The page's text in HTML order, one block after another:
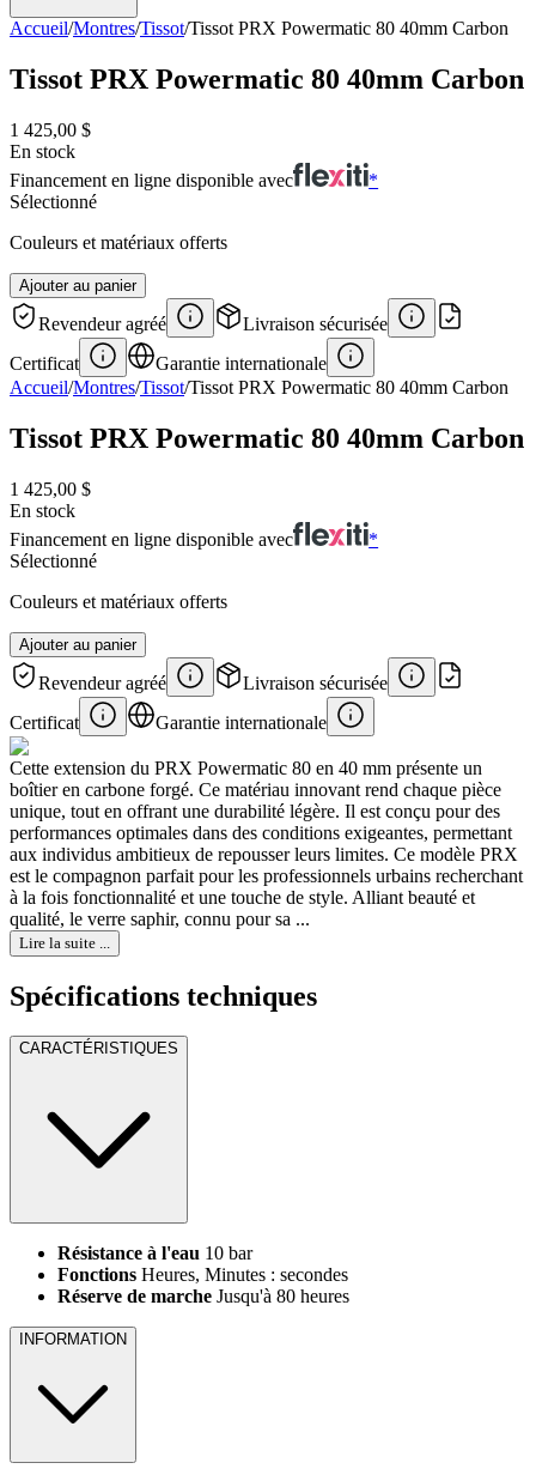
Accueil/Montres/Tissot/Tissot PRX Powermatic 80 40mm Carbon
Tissot PRX Powermatic 80 40mm Carbon
1 425,00 $
En stock
Financement en ligne disponible avec
*
Sélectionné
Couleurs et matériaux offerts
Ajouter au panier
Revendeur agréé
Livraison sécurisée
Certificat
Garantie internationale
Accueil/Montres/Tissot/Tissot PRX Powermatic 80 40mm Carbon
Tissot PRX Powermatic 80 40mm Carbon
1 425,00 $
En stock
Financement en ligne disponible avec
*
Sélectionné
Couleurs et matériaux offerts
Ajouter au panier
Revendeur agréé
Livraison sécurisée
Certificat
Garantie internationale
Cette extension du PRX Powermatic 80 en 40 mm présente un
boîtier en carbone forgé. Ce matériau innovant rend chaque pièce
unique, tout en offrant une durabilité légère. Il est conçu pour des
performances optimales dans des conditions exigeantes, permettant
aux individus ambitieux de repousser leurs limites. Ce modèle PRX
est le compagnon parfait pour les professionnels urbains recherchant
à la fois fonctionnalité et une touche de style. Alliant beauté et
qualité, le verre saphir, connu pour sa ...
Lire la suite ...
Spécifications techniques
CARACTÉRISTIQUES
Résistance à l'eau 10 bar
Fonctions Heures, Minutes : secondes
Réserve de marche Jusqu'à 80 heures
INFORMATION